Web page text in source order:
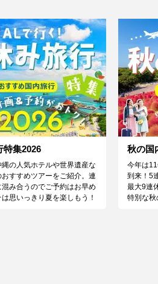
特集2026
の人気ホテルや世界遺産な
おすすめツアーをご紹介。連
み合うのでご予約はお早め
思いっきり夏を楽しもう！
秋の国
今年は
到来！5
最大9連
特別な秋